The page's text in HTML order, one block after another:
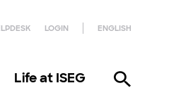
LOGIN ENGLISH
Life at ISEG